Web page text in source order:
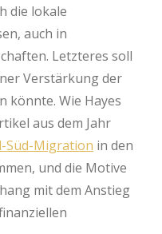
die lokale
auch in
Letzteres soll
Verstärkung der
könnte. Wie Hayes
aus dem Jahr
Süd-Migration in den
und die Motive
mit dem Anstieg